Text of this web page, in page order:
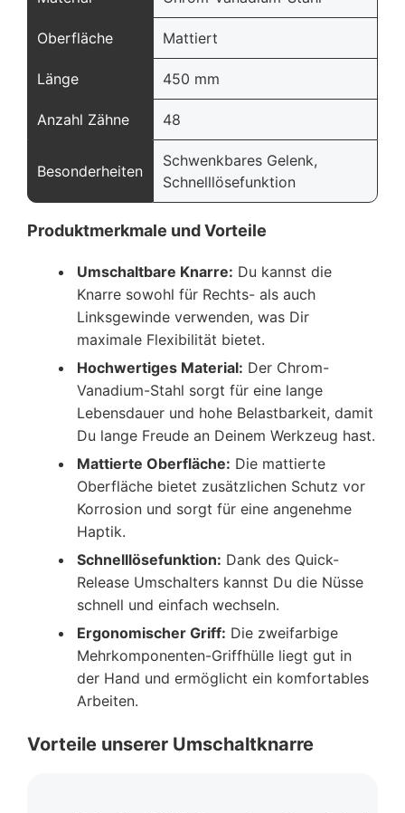
Oberfläche Mattiert
Länge 450 mm
Anzahl Zähne 48
Besonderheiten
Schwenkbares Gelenk,
Schnelllösefunktion
Produktmerkmale und Vorteile
Umschaltbare Knarre: Du kannst die
Knarre sowohl für Rechts- als auch
Linksgewinde verwenden, was Dir
maximale Flexibilität bietet.
Hochwertiges Material: Der Chrom-
Vanadium-Stahl sorgt für eine lange
Lebensdauer und hohe Belastbarkeit, damit
Du lange Freude an Deinem Werkzeug hast.
Mattierte Oberfläche: Die mattierte
Oberfläche bietet zusätzlichen Schutz vor
Korrosion und sorgt für eine angenehme
Haptik.
Schnelllösefunktion: Dank des Quick-
Release Umschalters kannst Du die Nüsse
schnell und einfach wechseln.
Ergonomischer Griff: Die zweifarbige
Mehrkomponenten-Griffhülle liegt gut in
der Hand und ermöglicht ein komfortables
Arbeiten.
Vorteile unserer Umschaltknarre